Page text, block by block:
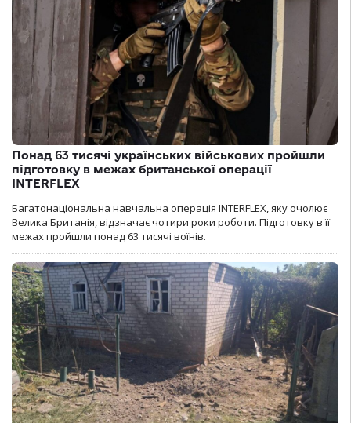
Понад 63 тисячі українських військових пройшли
підготовку в межах британської операції
INTERFLEX
Багатонаціональна навчальна операція INTERFLEX, яку очолює
Велика Британія, відзначає чотири роки роботи. Підготовку в її
межах пройшли понад 63 тисячі воїнів.